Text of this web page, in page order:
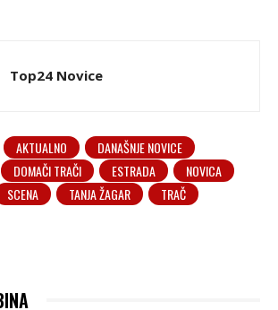
Top24 Novice
AKTUALNO
DANAŠNJE NOVICE
DOMAČI TRAČI ESTRADA
NOVICA
SCENA TANJA ŽAGAR TRAČ